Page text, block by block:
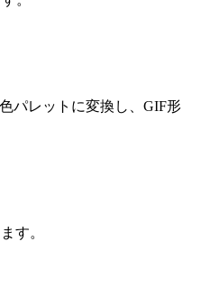
パレットに変換し、GIF形
す。